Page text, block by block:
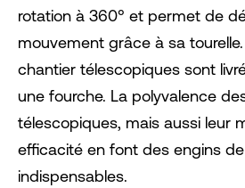
rotation à 360° et permet de
mouvement grâce à sa
chantier télescopiques sont
une fourche. La polyvalence
télescopiques, mais aussi leur
efficacité en font des engins
indispensables.